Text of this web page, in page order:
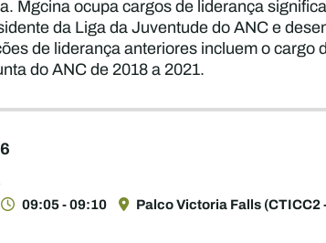
Mgcina ocupa cargos de liderança
da Liga da Juventude do ANC e
de liderança anteriores incluem o cargo
do ANC de 2018 a 2021.
09:05 - 09:10
Palco Victoria Falls (CTICC2